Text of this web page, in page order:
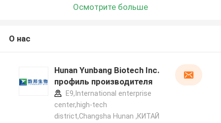
Осмотрите больше
О нас
Hunan Yunbang Biotech Inc.
профиль производителя
E9,International enterprise
center,high-tech
district,Changsha Hunan ,КИТАЙ